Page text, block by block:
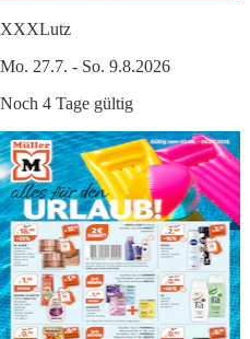
XXXLutz
Mo. 27.7. - So. 9.8.2026
Noch 4 Tage gültig